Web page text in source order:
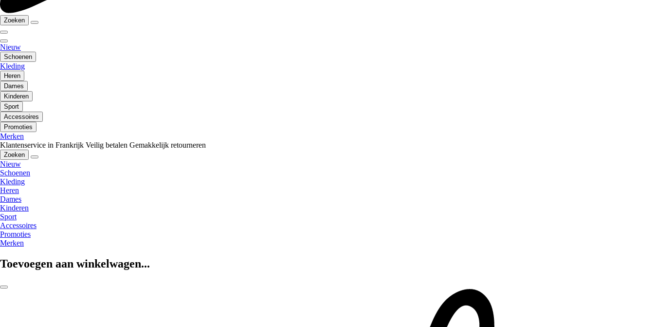
Zoeken
Nieuw
Schoenen
Kleding
Heren
Dames
Kinderen
Sport
Accessoires
Promoties
Merken
Klantenservice in Frankrijk Veilig betalen Gemakkelijk retourneren
Zoeken
Nieuw
Schoenen
Kleding
Heren
Dames
Kinderen
Sport
Accessoires
Promoties
Merken
Toevoegen aan winkelwagen...